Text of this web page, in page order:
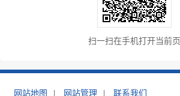
扫一扫在手机打开当前页
网站地图 网站管理 联系我们